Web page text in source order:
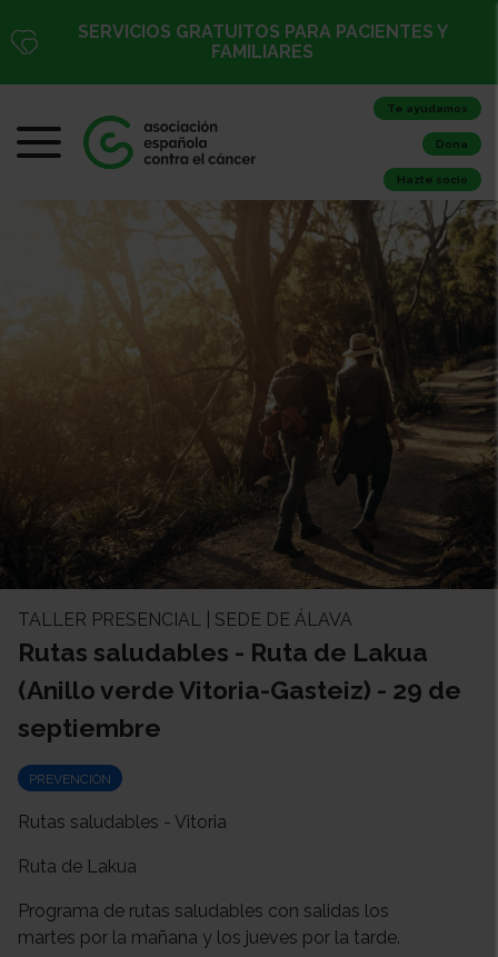
SERVICIOS GRATUITOS PARA PACIENTES Y
FAMILIARES
Te ayudamos
Dona
Hazte socio
TALLER PRESENCIAL | SEDE DE ÁLAVA
Rutas saludables - Ruta de Lakua
(Anillo verde Vitoria-Gasteiz) - 29 de
septiembre
PREVENCIÓN
Rutas saludables - Vitoria
Ruta de Lakua
Programa de rutas saludables con salidas los
martes por la mañana y los jueves por la tarde.